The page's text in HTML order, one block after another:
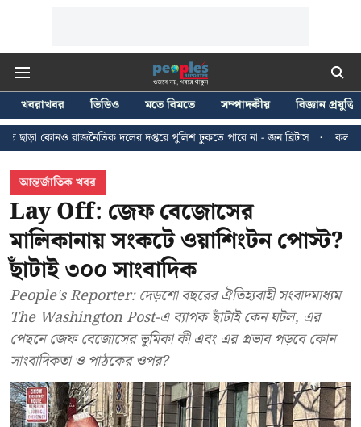
খবরাখবর ভিডিও মতে বিমতে সম্পাদকীয়
বিজ্ঞান প্রযুক্তি
দলের দপ্তরে পুলিশ ঢুকতে পারে না - জন ব্রিটাস
কলকাতায় ২৪ জুলাইয়ের
আন্তর্জাতিক খবর
Lay Off: জেফ বেজোসের
মালিকানায় সংকটে ওয়াশিংটন পোস্ট?
ছাঁটাই ৩০০ সাংবাদিক
People's Reporter: দেড়শো বছরের ঐতিহ্যবাহী সংবাদমাধ্যম
The Washington Post-এ ব্যাপক ছাঁটাই কেন ঘটল, এর
পেছনে জেফ বেজোসের ভূমিকা কী এবং এর প্রভাব পড়বে কোন
সাংবাদিকতা ও পাঠকের ওপর?